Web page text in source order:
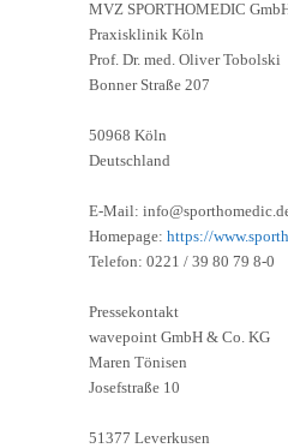
MVZ SPORTHOMEDIC
Praxisklinik Köln
Prof. Dr. med. Oliver Tobolski
Bonner Straße 207
50968 Köln
Deutschland
E-Mail:
Homepage: https://
Telefon: 0221 / 39 80 79 8-0
Pressekontakt
wavepoint GmbH & Co. KG
Maren Tönisen
Josefstraße 10
51377 Leverkusen